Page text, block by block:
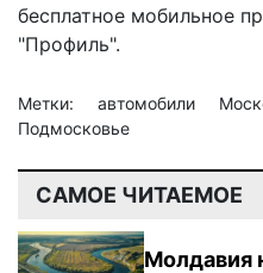
бесплатное мобильное
"Профиль".
Метки: автомобили
Подмосковье
САМОЕ ЧИТАЕМОЕ
Молдавия